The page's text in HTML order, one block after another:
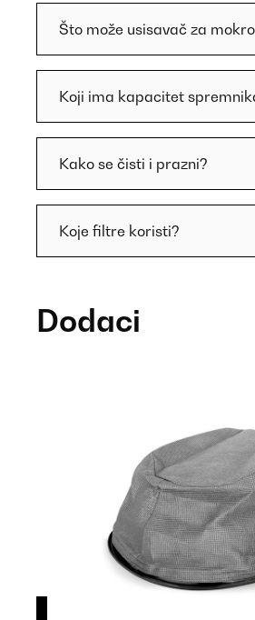
Što može usisavač za
Koji ima kapacitet
Kako se čisti i prazni?
Koje filtre koristi?
Dodaci